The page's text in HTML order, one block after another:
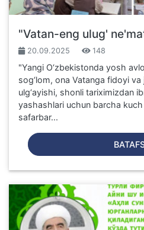
"Vatan-eng ulug'
20.09.2025 148
"Yangi O‘zbekistonda yosh
sog‘lom, ona Vatanga fidoyi va
ulg‘ayishi, shonli tariximizdan
yashashlari uchun barcha
safarbar...